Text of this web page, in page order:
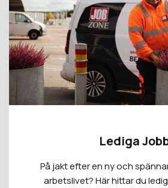
Lediga
På jakt efter en ny och
arbetslivet? Här hittar du